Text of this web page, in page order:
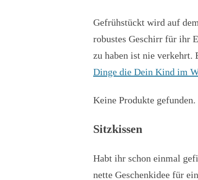
Gefrühstückt wird auf
robustes Geschirr für ihr
zu haben ist nie
Dinge die Dein Kind im
Keine Produkte gefunden.
Sitzkissen
Habt ihr schon einmal
nette Geschenkidee für